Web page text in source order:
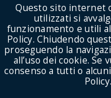
Questo sito internet
utilizzati si
funzionamento e utili
Policy. Chiudendo
proseguendo la
all’uso dei cookie.
consenso a tutti o
Policy.